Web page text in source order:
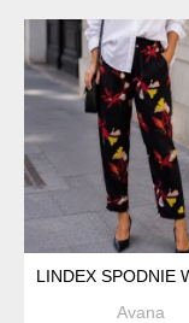
LINDEX SPODNIE
Avana